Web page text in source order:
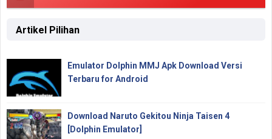
Artikel Pilihan
Emulator Dolphin MMJ Apk Download Versi
Terbaru for Android
Download Naruto Gekitou Ninja Taisen 4
[Dolphin Emulator]